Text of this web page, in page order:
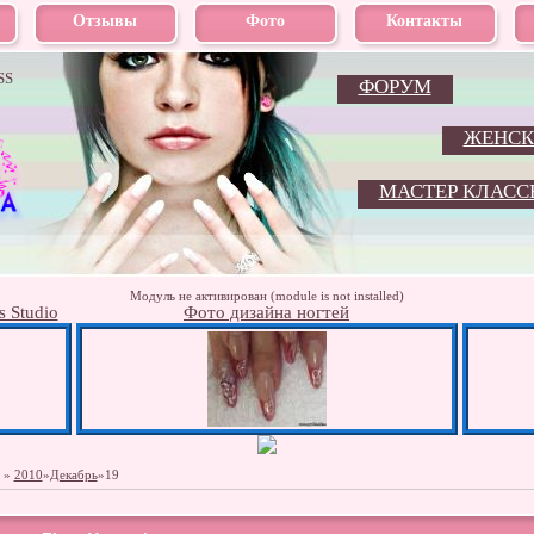
Отзывы Фото Контакты
ФОРУМ
МАСТЕР
Модуль не активирован (module is not installed)
Studio Фото дизайна ногтей
» 2010»Декабрь»19